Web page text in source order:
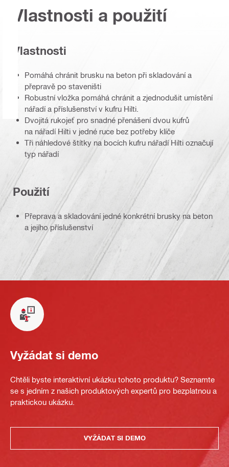
Vlastnosti a použití
Vlastnosti
Pomáhá chránit brusku na beton při skladování a
přepravě po staveništi
Robustní vložka pomáhá chránit a zjednodušit umístění
nářadí a příslušenství v kufru Hilti.
Dvojitá rukojeť pro snadné přenášení dvou kufrů
na nářadí Hilti v jedné ruce bez potřeby klíče
Tři náhledové štítky na bocích kufru nářadí Hilti označují
typ nářadí
Použití
Přeprava a skladování jedné konkrétní brusky na beton
a jejího příslušenství
Vyžádat si demo
Chtěli byste interaktivní ukázku tohoto produktu? Seznamte
se s jedním z našich produktových expertů pro bezplatnou a
praktickou ukázku.
VYŽÁDAT SI DEMO